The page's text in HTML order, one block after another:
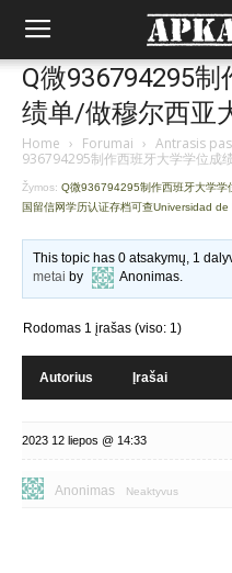
Q微936794295
绩单/做穆尔西亚
Home › Forumai › Antrasis
936794295制作西班牙大学学位成
Žymos: Q微936794295制作西班牙大学学
国留信网学历认证存档可查Universidad de
This topic has 0 atsakymų, 1
metai by Anonimas.
Rodomas 1 įrašas (viso: 1)
Autorius Įrašai
2023 12 liepos @ 14:33
Anonimas Neaktyvus